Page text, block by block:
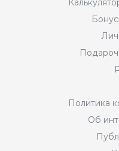
Политика
Об